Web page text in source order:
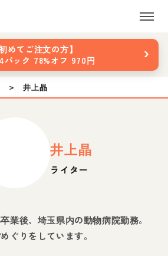
初めてご注文の方】
パック 78%オフ 970円
›
＞ 井上晶
井上晶
ライター
業後、埼玉県内の動物病院勤務。
ぐりをしています。